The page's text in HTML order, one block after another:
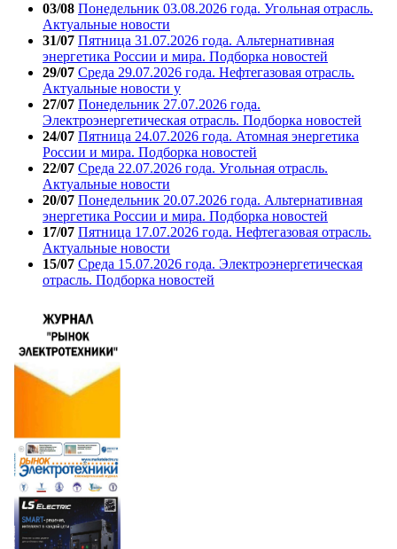
03/08 Понедельник 03.08.2026 года. Угольная отрасль.
Актуальные новости
31/07 Пятница 31.07.2026 года. Альтернативная
энергетика России и мира. Подборка новостей
29/07 Среда 29.07.2026 года. Нефтегазовая отрасль.
Актуальные новости у
27/07 Понедельник 27.07.2026 года.
Электроэнергетическая отрасль. Подборка новостей
24/07 Пятница 24.07.2026 года. Атомная энергетика
России и мира. Подборка новостей
22/07 Среда 22.07.2026 года. Угольная отрасль.
Актуальные новости
20/07 Понедельник 20.07.2026 года. Альтернативная
энергетика России и мира. Подборка новостей
17/07 Пятница 17.07.2026 года. Нефтегазовая отрасль.
Актуальные новости
15/07 Среда 15.07.2026 года. Электроэнергетическая
отрасль. Подборка новостей